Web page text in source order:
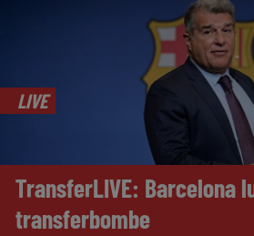
LIVE
TransferLIVE: Barcelona
transferbombe